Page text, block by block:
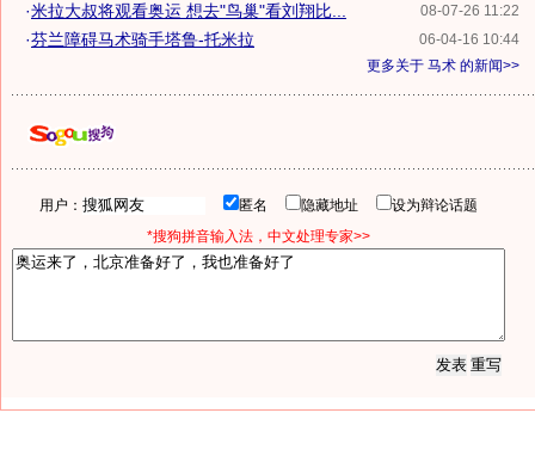
08-07-26 11:22
·米拉大叔将观看奥运 想去"鸟巢"看刘翔比...
06-04-16 10:44
·芬兰障碍马术骑手塔鲁-托米拉
更多关于 马术 的新闻>>
用户： 匿名 隐藏地址
设为辩论话题
*搜狗拼音输入法，中文处理专家>>